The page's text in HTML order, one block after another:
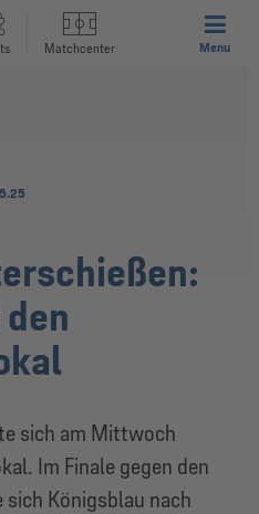
Matchcenter Menu
sich am Mittwoch
Im Finale gegen den
Königsblau nach